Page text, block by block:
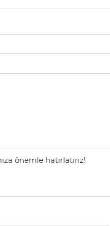
önemle hatırlatırız!